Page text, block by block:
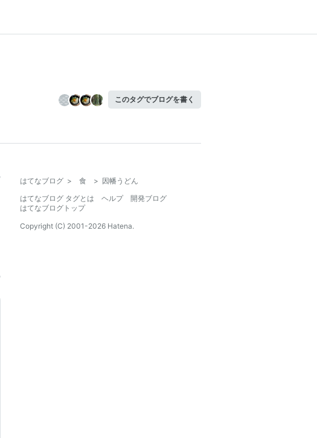
このタグでブログを書く
はてなブログ > 食 > 因幡うどん
はてなブログ タグとは
ヘルプ
開発ブログ
はてなブログトップ
Copyright (C) 2001-2026 Hatena.